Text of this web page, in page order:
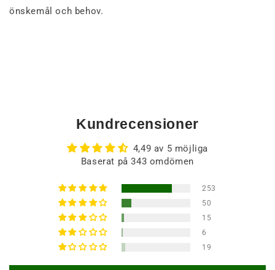
önskemål och behov.
Kundrecensioner
4,49 av 5 möjliga
Baserat på 343 omdömen
253
50
15
6
19